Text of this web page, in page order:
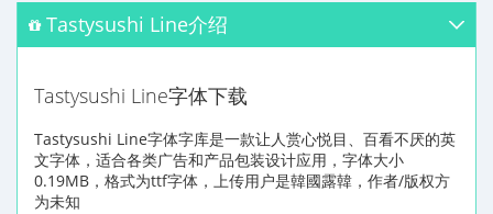
Tastysushi Line介绍
Tastysushi Line字体下载
Tastysushi Line字体字库是一款让人赏心悦目、百看不厌的英
文字体，适合各类广告和产品包装设计应用，字体大小
0.19MB，格式为ttf字体，上传用户是韓國露韓，作者/版权方
为未知